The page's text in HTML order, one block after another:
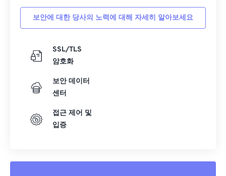
보안에 대한 당사의 노력에 대해 자세히 알아보세요
SSL/TLS
암호화
보안 데이터
센터
접근 제어 및
입증